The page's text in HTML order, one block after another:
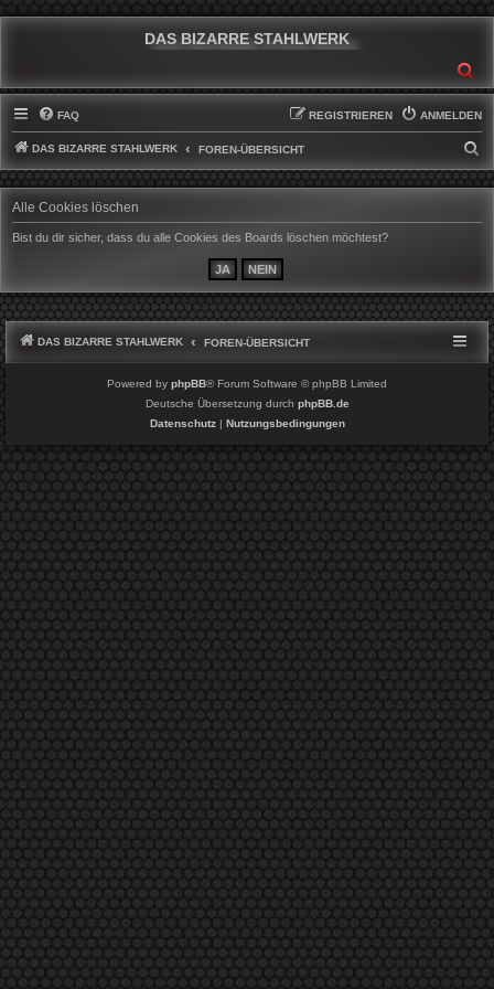
DAS BIZARRE STAHLWERK
FAQ ANMELDEN
REGISTRIEREN
DAS BIZARRE STAHLWERK FOREN-ÜBERSICHT
U
Alle Cookies löschen
Bist du dir sicher, dass du alle Cookies des Boards löschen möchtest?
DAS BIZARRE STAHLWERK FOREN-ÜBERSICHT
Powered by phpBB® Forum Software © phpBB Limited
Deutsche Übersetzung durch phpBB.de
Datenschutz| Nutzungsbedingungen